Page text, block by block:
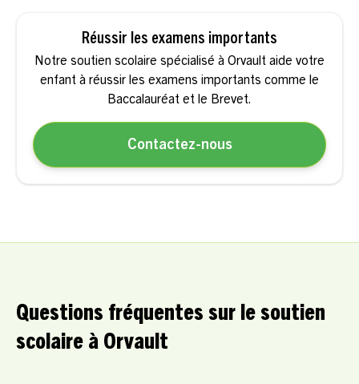
Réussir les examens importants
Notre soutien scolaire spécialisé à Orvault aide votre
enfant à réussir les examens importants comme le
Baccalauréat et le Brevet.
Contactez-nous
Questions fréquentes sur le soutien
scolaire à Orvault